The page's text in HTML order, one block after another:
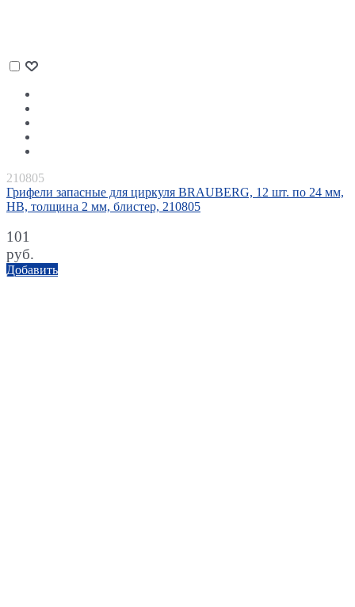
210805
Грифели запасные для циркуля BRAUBERG, 12 шт. по 24 мм,
HB, толщина 2 мм, блистер, 210805
101
руб.
Добавить